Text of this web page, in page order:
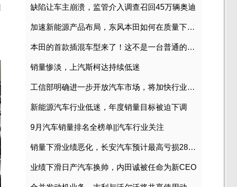
缺陷让车主崩溃，监管介入调查召回45万辆奥迪
加速新能源产品布局，东风本田如何在质量下转型？
本田的首款插混车型来了！这不是一台普通的CR-V
销量惨淡，上汽斯柯达持续低迷
工信部明确进一步开放汽车市场，将加快行业兼并重组
新能源汽车行业低迷，年度销量目标被迫下调
9月汽车销量排名全榜单||汽车行业关注
销量下滑业绩恶化，长安汽车预计最高亏损28亿元
业绩下滑日产汽车换帅，内田诚被任命为新CEO